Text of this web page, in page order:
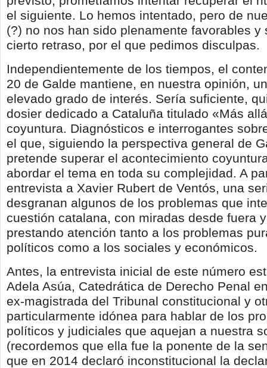
el siguiente. Lo hemos intentado, pero de
(?) no nos han sido plenamente favorables y
cierto retraso, por el que pedimos disculpas.
Independientemente de los tiempos, el
20 de Galde mantiene, en nuestra opinión,
elevado grado de interés. Sería suficiente,
dosier dedicado a Cataluña titulado «Más
coyuntura. Diagnósticos e interrogantes
el que, siguiendo la perspectiva general de
pretende superar el acontecimiento
abordar el tema en toda su complejidad. A
entrevista a Xavier Rubert de Ventós, una
desgranan algunos de los problemas que
cuestión catalana, con miradas desde fuera
prestando atención tanto a los problemas
políticos como a los sociales y económicos.
Antes, la entrevista inicial de este número
Adela Asúa, Catedrática de Derecho Penal
ex-magistrada del Tribunal constitucional y
particularmente idónea para hablar de los
políticos y judiciales que aquejan a nuestra
(recordemos que ella fue la ponente de la
que en 2014 declaró inconstitucional la